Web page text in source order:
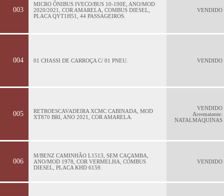
003
MICRO ÔNIBUS IVECO/BUS 10-190E, ANO/MOD
2020/2021, COR AMARELA, COMBUS DIESEL,
PLACA QYT1H51, 44 PASSAGEIROS.
VENDIDO
004 01 CHASSI DE CARROÇA C/ 01 PNEU. VENDIDO
005
RETROESCAVADEIRA XCMC CABINADA, MOD
XT870 BRI, ANO 2021, COR AMARELA.
VENDIDO
Arrematante:
NATALMAQUINAS
006
M/BENZ CAMINHÃO L1513, SEM CAÇAMBA,
ANO/MOD 1978, COR VERMELHA, COMBUS
DIESEL, PLACA KHD 6159.
VENDIDO